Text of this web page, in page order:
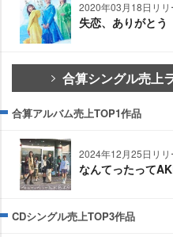
2020年03月18日リリ
失恋、ありがとう
合算シングル売上
合算アルバム売上TOP1作品
2024年12月25日リリ
なんてったって
CDシングル売上TOP3作品